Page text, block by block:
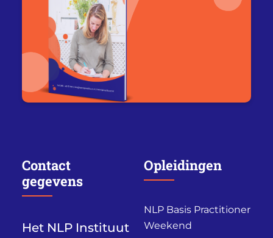
Contact
gegevens
Het NLP Instituut
Opleidingen
NLP Basis Practitioner
Weekend